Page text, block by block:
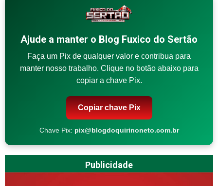
Ajude a manter o Blog Fuxico do Sertão
Faça um Pix de qualquer valor e contribua para
manter nosso trabalho. Clique no botão abaixo para
copiar a chave Pix.
Copiar chave Pix
Chave Pix: pix@blogdoquirinoneto.com.br
Publicidade